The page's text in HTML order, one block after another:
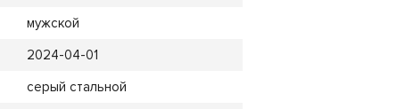
мужской
2024-04-01
серый стальной